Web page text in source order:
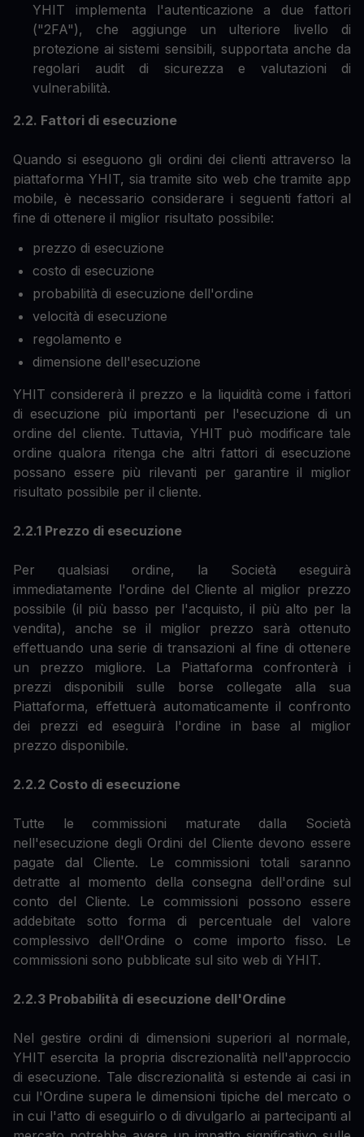
YHIT implementa l'autenticazione a due fattori
("2FA"), che aggiunge un ulteriore livello di
protezione ai sistemi sensibili, supportata anche da
regolari audit di sicurezza e valutazioni di
vulnerabilità.
2.2. Fattori di esecuzione
Quando si eseguono gli ordini dei clienti attraverso la
piattaforma YHIT, sia tramite sito web che tramite app
mobile, è necessario considerare i seguenti fattori al
fine di ottenere il miglior risultato possibile:
prezzo di esecuzione
costo di esecuzione
probabilità di esecuzione dell'ordine
velocità di esecuzione
regolamento e
dimensione dell'esecuzione
YHIT considererà il prezzo e la liquidità come i fattori
di esecuzione più importanti per l'esecuzione di un
ordine del cliente. Tuttavia, YHIT può modificare tale
ordine qualora ritenga che altri fattori di esecuzione
possano essere più rilevanti per garantire il miglior
risultato possibile per il cliente.
2.2.1 Prezzo di esecuzione
Per qualsiasi ordine, la Società eseguirà
immediatamente l'ordine del Cliente al miglior prezzo
possibile (il più basso per l'acquisto, il più alto per la
vendita), anche se il miglior prezzo sarà ottenuto
effettuando una serie di transazioni al fine di ottenere
un prezzo migliore. La Piattaforma confronterà i
prezzi disponibili sulle borse collegate alla sua
Piattaforma, effettuerà automaticamente il confronto
dei prezzi ed eseguirà l'ordine in base al miglior
prezzo disponibile.
2.2.2 Costo di esecuzione
Tutte le commissioni maturate dalla Società
nell'esecuzione degli Ordini del Cliente devono essere
pagate dal Cliente. Le commissioni totali saranno
detratte al momento della consegna dell'ordine sul
conto del Cliente. Le commissioni possono essere
addebitate sotto forma di percentuale del valore
complessivo dell'Ordine o come importo fisso. Le
commissioni sono pubblicate sul sito web di YHIT.
2.2.3 Probabilità di esecuzione dell'Ordine
Nel gestire ordini di dimensioni superiori al normale,
YHIT esercita la propria discrezionalità nell'approccio
di esecuzione. Tale discrezionalità si estende ai casi in
cui l'Ordine supera le dimensioni tipiche del mercato o
in cui l'atto di eseguirlo o di divulgarlo ai partecipanti al